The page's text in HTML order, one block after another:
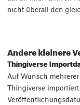
nicht überall den
Andere kleinere
Thingiverse
Auf Wunsch
Thingiverse